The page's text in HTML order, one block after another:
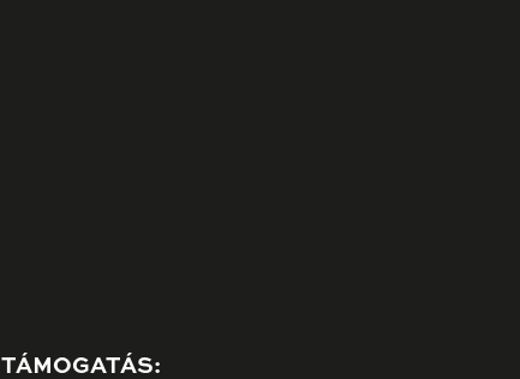
TÁMOGATÁS: